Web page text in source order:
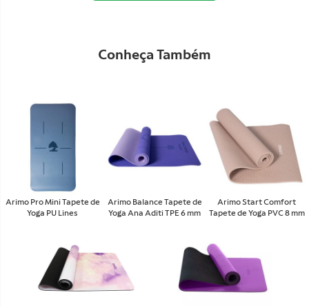
Conheça Também
Arimo Pro Mini Tapete de
Yoga PU Lines
Arimo Balance Tapete de
Yoga Ana Aditi TPE 6 mm
Arimo Start Comfort
Tapete de Yoga PVC 8 mm